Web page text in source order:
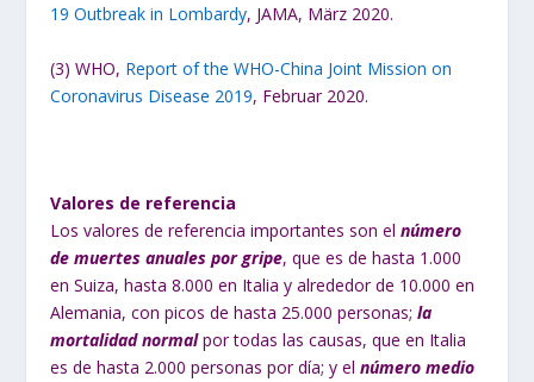
19 Outbreak in Lombardy, JAMA, März 2020.
(3) WHO, Report of the WHO-China Joint Mission on
Coronavirus Disease 2019, Februar 2020.
Valores de referencia
Los valores de referencia importantes son elnúmero
de muertes anuales por gripe, que es de hasta 1.000
en Suiza, hasta 8.000 en Italia y alrededor de 10.000 en
Alemania, con picos de hasta 25.000 personas;la
mortalidad normal por todas las causas, que en Italia
es de hasta 2.000 personas por día; y elnúmero medio